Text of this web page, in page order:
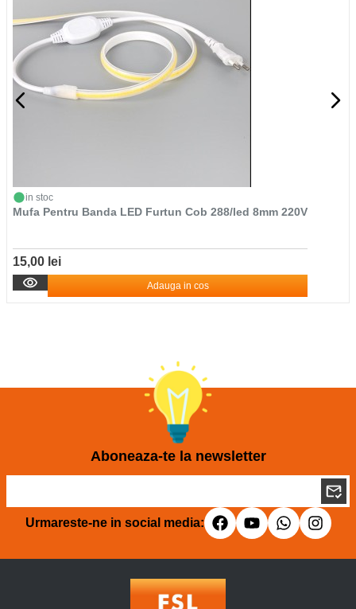
in stoc
Mufa Pentru Banda LED Furtun Cob 288/led 8mm 220V
15,00 lei
Adauga in cos
Aboneaza-te la newsletter
Urmareste-ne in social media: